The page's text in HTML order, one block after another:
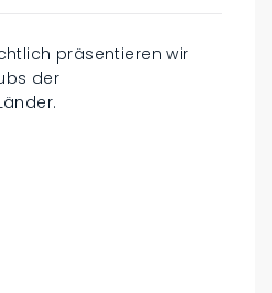
präsentieren wir
der